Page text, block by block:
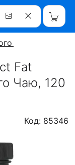
Чаю
Fat
Чаю, 120
Код: 85346